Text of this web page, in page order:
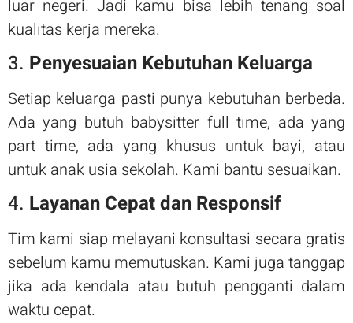
luar negeri. Jadi kamu bisa lebih tenang soal
kualitas kerja mereka.
3. Penyesuaian Kebutuhan Keluarga
Setiap keluarga pasti punya kebutuhan berbeda.
Ada yang butuh babysitter full time, ada yang
part time, ada yang khusus untuk bayi, atau
untuk anak usia sekolah. Kami bantu sesuaikan.
4. Layanan Cepat dan Responsif
Tim kami siap melayani konsultasi secara gratis
sebelum kamu memutuskan. Kami juga tanggap
jika ada kendala atau butuh pengganti dalam
waktu cepat.